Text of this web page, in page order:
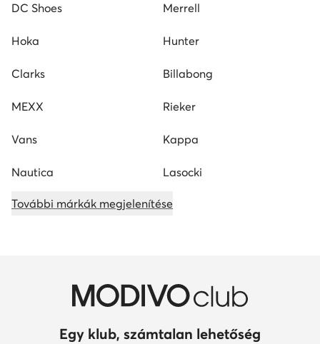
DC Shoes Merrell
Hoka Hunter
Clarks Billabong
MEXX Rieker
Vans Kappa
Nautica Lasocki
További márkák megjelenítése
Egy klub, számtalan lehetőség